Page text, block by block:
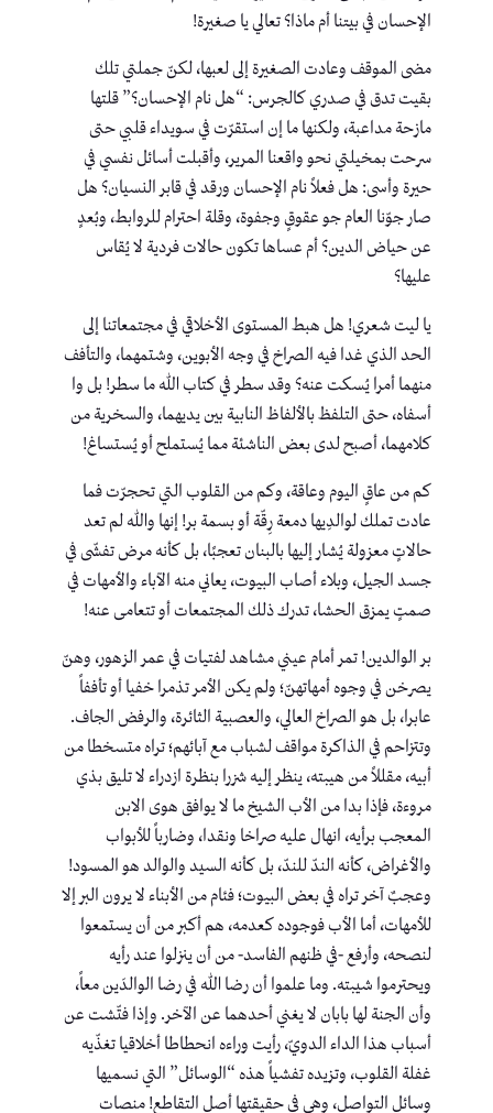
الإحسان في بيتنا أم ماذا؟ تعالي يا صغيرة!
مضى الموقف وعادت الصغيرة إلى لعبها، لكنّ جملتي تلك
بقيت تدق في صدري كالجرس: “هل نام الإحسان؟” قلتها
مازحة مداعبة، ولكنها ما إن استقرّت في سويداء قلبي حتى
سرحت بمخيلتي نحو واقعنا المرير، وأقبلت أسائل نفسي في
حيرة وأسى: هل فعلاً نام الإحسان ورقد في قابر النسيان؟ هل
صار جوّنا العام جو عقوقٍ وجفوة، وقلة احترام للروابط، وبُعدٍ
عن حياض الدين؟ أم عساها تكون حالات فردية لا يُقاس
عليها؟
يا ليت شعري! هل هبط المستوى الأخلاقي في مجتمعاتنا إلى
الحد الذي غدا فيه الصراخ في وجه الأبوين، وشتمهما، والتأفف
منهما أمرا يُسكت عنه؟ وقد سطر في كتاب الله ما سطر! بل وا
أسفاه، حتى التلفظ بالألفاظ النابية بين يديهما، والسخرية من
كلامهما، أصبح لدى بعض الناشئة مما يُستملح أو يُستساغ!
كم من عاقٍ اليوم وعاقة، وكم من القلوب التي تحجرّت فما
عادت تملك لوالدِيها دمعة رِقّة أو بسمة بر! إنها والله لم تعد
حالاتٍ معزولة يُشار إليها بالبنان تعجبًا، بل كأنه مرض تفشّى في
جسد الجيل، وبلاء أصاب البيوت، يعاني منه الآباء والأمهات في
صمتٍ يمزق الحشا، تدرك ذلك المجتمعات أو تتعامى عنه!
بر الوالدين! تمر أمام عيني مشاهد لفتيات في عمر الزهور، وهنّ
يصرخن في وجوه أمهاتهنّ؛ ولم يكن الأمر تذمرا خفيا أو تأففاً
عابرا، بل هو الصراخ العالي، والعصبية الثائرة، والرفض الجاف.
وتتزاحم في الذاكرة مواقف لشباب مع آبائهم؛ تراه متسخطا من
أبيه، مقللاً من هيبته، ينظر إليه شزرا بنظرة ازدراء لا تليق بذي
مروءة، فإذا بدا من الأب الشيخ ما لا يوافق هوى الابن
المعجب برأيه، انهال عليه صراخا ونقدا، وضارباً للأبواب
والأغراض، كأنه الندّ للندّ، بل كأنه السيد والوالد هو المسود!
وعجبٌ آخر تراه في بعض البيوت؛ فئام من الأبناء لا يرون البر إلا
للأمهات، أما الأب فوجوده كعدمه، هم أكبر من أن يستمعوا
لنصحه، وأرفع -في ظنهم الفاسد- من أن ينزلوا عند رأيه
ويحترموا شيبته. وما علموا أن رضا الله في رضا الوالدَين معاً،
وأن الجنة لها بابان لا يغني أحدهما عن الآخر. وإذا فتّشت عن
أسباب هذا الداء الدويّ، رأيت وراءه انحطاطا أخلاقيا تغذّيه
غفلة القلوب، وتزيده تفشياً هذه “الوسائل” التي نسميها
وسائل التواصل، وهي في حقيقتها أصل التقاطع! منصات